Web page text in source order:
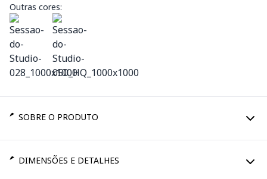
Outras cores:
SOBRE O PRODUTO
DIMENSÕES E DETALHES